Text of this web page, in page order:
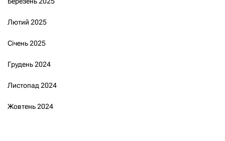
Лютий 2025
Січень 2025
Грудень 2024
Листопад 2024
Жовтень 2024